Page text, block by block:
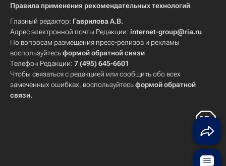
Правила применения рекомендательных технологий
Главный редактор: Гаврилова А.В.
Адрес электронной почты Редакции: internet-group@ria.ru
По вопросам размещения пресс-релизов и рекламы
воспользуйтесьформой обратной связи
Телефон Редакции: 7 (495) 645-6601
Чтобы связаться с редакцией или сообщить обо всех
замеченных ошибках, воспользуйтесьформой обратной
связи.